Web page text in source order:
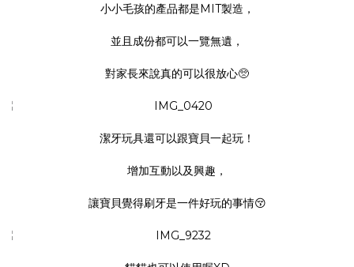
小小毛孩的產品都是MIT製造，
並且成份都可以一覽無遺，
對家長來說真的可以很放心🥺
潔牙玩具還可以跟寶貝一起玩！
增加互動以及興趣，
讓寶貝覺得刷牙是一件好玩的事情😚